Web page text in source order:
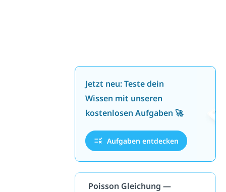
Jetzt neu: Teste dein
Wissen mit unseren
kostenlosen Aufgaben 🚀
Aufgaben entdecken
Poisson Gleichung —